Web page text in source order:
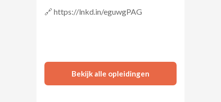
🔗 https://lnkd.in/eguwgPAG
Bekijk alle opleidingen